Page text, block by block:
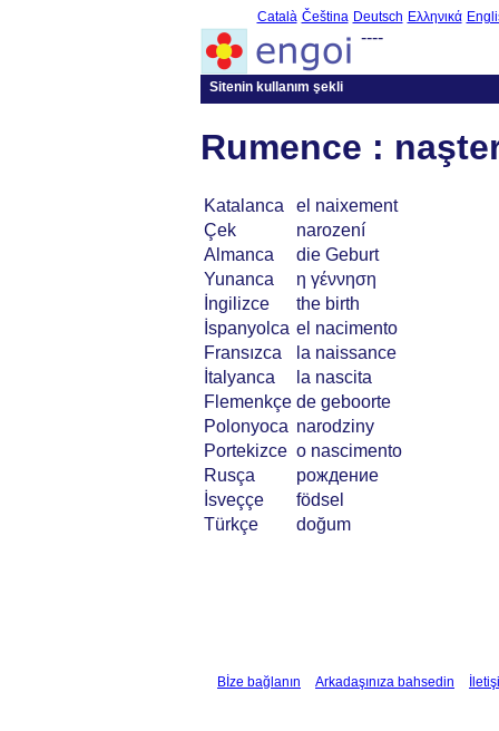
Català Čeština Deutsch Ελληνικά
----
Sitenin kullanım şekli
Rumence :
Katalanca
el naixement
Çek
narození
Almanca
die Geburt
Yunanca
η γέννηση
İngilizce
the birth
İspanyolca el nacimento
Fransızca
la naissance
İtalyanca
la nascita
Flemenkçe de geboorte
Polonyoca narodziny
Portekizce o nascimento
Rusça
рождение
İsveççe
födsel
Türkçe
doğum
Bİze bağlanın Arkadaşınıza bahsedin